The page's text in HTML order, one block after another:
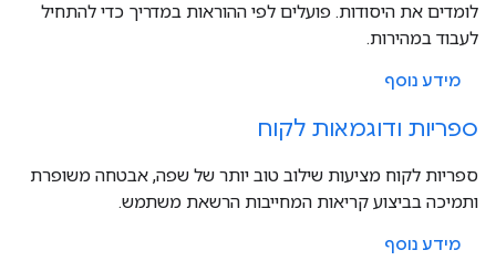
לומדים את היסודות. פועלים לפי ההוראות במדריך כדי להתחיל
לעבוד במהירות.
מידע נוסף
ספריות ודוגמאות לקוח
ספריות לקוח מציעות שילוב טוב יותר של שפה, אבטחה משופרת
ותמיכה בביצוע קריאות המחייבות הרשאת משתמש.
מידע נוסף